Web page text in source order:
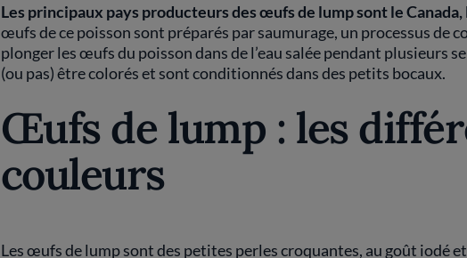
Les principaux pays producteurs des œufs de lump sont le Canada,
œufs de ce poisson sont préparés par saumurage, un processus de
plonger les œufs du poisson dans de l’eau salée pendant plusieurs
(ou pas) être colorés et sont conditionnés dans des petits bocaux.
Œufs de lump : les
couleurs
Les œufs de lump sont des petites perles croquantes, au goût iodé